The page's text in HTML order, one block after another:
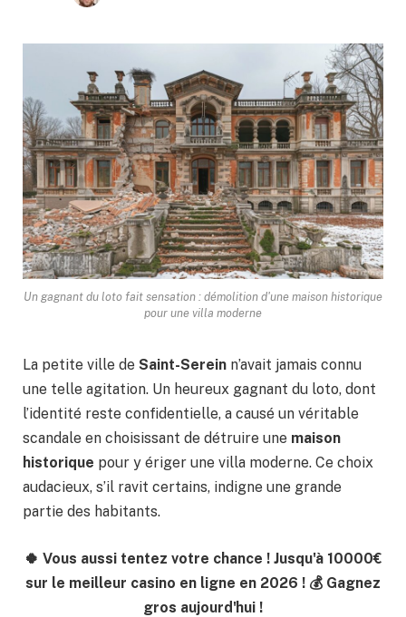
Un gagnant du loto fait sensation : démolition d'une maison historique
pour une villa moderne
La petite ville de Saint-Serein n’avait jamais connu
une telle agitation. Un heureux gagnant du loto, dont
l’identité reste confidentielle, a causé un véritable
scandale en choisissant de détruire une maison
historique pour y ériger une villa moderne. Ce choix
audacieux, s’il ravit certains, indigne une grande
partie des habitants.
🍀 Vous aussi tentez votre chance ! Jusqu'à 10000€
sur le meilleur casino en ligne en 2026 ! 💰 Gagnez
gros aujourd'hui !